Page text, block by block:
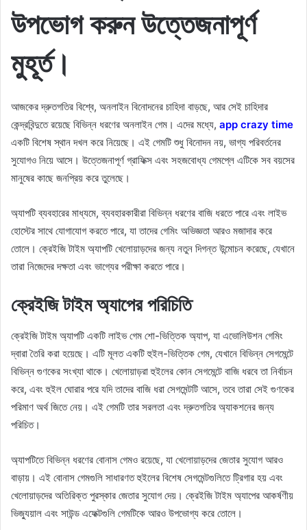
উপভোগ করুন উত্তেজনাপূর্ণ
মুহূর্ত।
আজকের দ্রুতগতির বিশ্বে, অনলাইন বিনোদনের চাহিদা বাড়ছে, আর সেই চাহিদার
কেন্দ্রবিন্দুতে রয়েছে বিভিন্ন ধরণের অনলাইন গেম। এদের মধ্যে, app crazy time
একটি বিশেষ স্থান দখল করে নিয়েছে। এই গেমটি শুধু বিনোদন নয়, ভাগ্য পরিবর্তনের
সুযোগও নিয়ে আসে। উত্তেজনাপূর্ণ গ্রাফিক্স এবং সহজবোধ্য গেমপ্লে এটিকে সব বয়সের
মানুষের কাছে জনপ্রিয় করে তুলেছে।
অ্যাপটি ব্যবহারের মাধ্যমে, ব্যবহারকারীরা বিভিন্ন ধরণের বাজি ধরতে পারে এবং লাইভ
হোস্টের সাথে যোগাযোগ করতে পারে, যা তাদের গেমিং অভিজ্ঞতা আরও মজাদার করে
তোলে। ক্রেইজি টাইম অ্যাপটি খেলোয়াড়দের জন্য নতুন দিগন্ত উন্মোচন করেছে, যেখানে
তারা নিজেদের দক্ষতা এবং ভাগ্যের পরীক্ষা করতে পারে।
ক্রেইজি টাইম অ্যাপের পরিচিতি
ক্রেইজি টাইম অ্যাপটি একটি লাইভ গেম শো-ভিত্তিক অ্যাপ, যা এভোলিউশন গেমিং
দ্বারা তৈরি করা হয়েছে। এটি মূলত একটি হুইল-ভিত্তিক গেম, যেখানে বিভিন্ন সেগমেন্টে
বিভিন্ন গুণকের সংখ্যা থাকে। খেলোয়াড়রা হুইলের কোন সেগমেন্টে বাজি ধরবে তা নির্বাচন
করে, এবং হুইল ঘোরার পরে যদি তাদের বাজি ধরা সেগমেন্টটি আসে, তবে তারা সেই গুণকের
পরিমাণ অর্থ জিতে নেয়। এই গেমটি তার সরলতা এবং দ্রুতগতির অ্যাকশনের জন্য
পরিচিত।
অ্যাপটিতে বিভিন্ন ধরণের বোনাস গেমও রয়েছে, যা খেলোয়াড়দের জেতার সুযোগ আরও
বাড়ায়। এই বোনাস গেমগুলি সাধারণত হুইলের বিশেষ সেগমেন্টগুলিতে ট্রিগার হয় এবং
খেলোয়াড়দের অতিরিক্ত পুরস্কার জেতার সুযোগ দেয়। ক্রেইজি টাইম অ্যাপের আকর্ষণীয়
ভিজ্যুয়াল এবং সাউন্ড এফেক্টগুলি গেমটিকে আরও উপভোগ্য করে তোলে।